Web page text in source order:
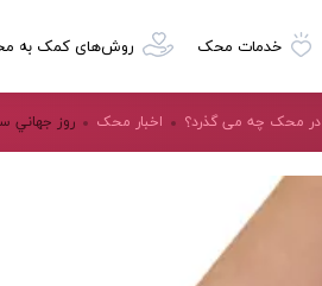
خدمات محک روش‌های کمک به
در محک چه می گذرد؟ اخبار محک روز جهاني